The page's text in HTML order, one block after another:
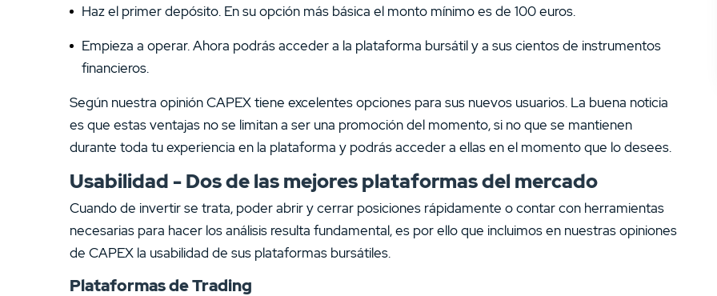
Haz el primer depósito. En su opción más básica el monto mínimo es de 100 euros.
Empieza a operar. Ahora podrás acceder a la plataforma bursátil y a sus cientos de instrumentos
financieros.
Según nuestra opinión CAPEX tiene excelentes opciones para sus nuevos usuarios. La buena noticia
es que estas ventajas no se limitan a ser una promoción del momento, si no que se mantienen
durante toda tu experiencia en la plataforma y podrás acceder a ellas en el momento que lo desees.
Usabilidad - Dos de las mejores plataformas del mercado
Cuando de invertir se trata, poder abrir y cerrar posiciones rápidamente o contar con herramientas
necesarias para hacer los análisis resulta fundamental, es por ello que incluimos en nuestras opiniones
de CAPEX la usabilidad de sus plataformas bursátiles.
Plataformas de Trading